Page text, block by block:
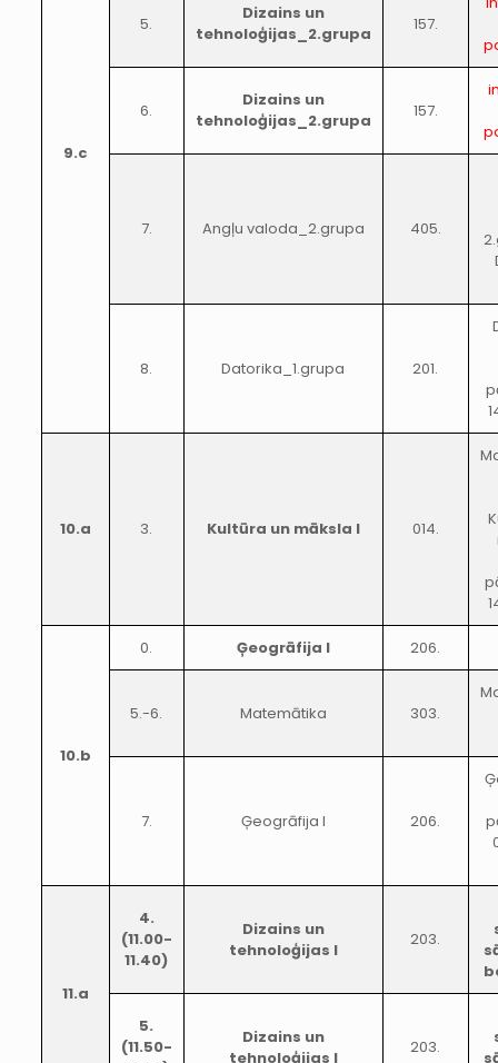
9.c
5.
Dizains un
tehnoloģijas_2.grupa
157.
6.
Dizains un
tehnoloģijas_2.grupa
157.
7. Angļu valoda_2.grupa 405.
8. Datorika_1.grupa 201.
10.a 3. Kultūra un māksla I 014.
10.b
0. Ģeogrāfija I 206.
5.-6. Matemātika 303.
7. Ģeogrāfija I 206.
11.a
4.
(11.00-
11.40)
Dizains un
tehnoloģijas I
203.
5.
(11.50-
Dizains un
tehnoloģijas I
203.